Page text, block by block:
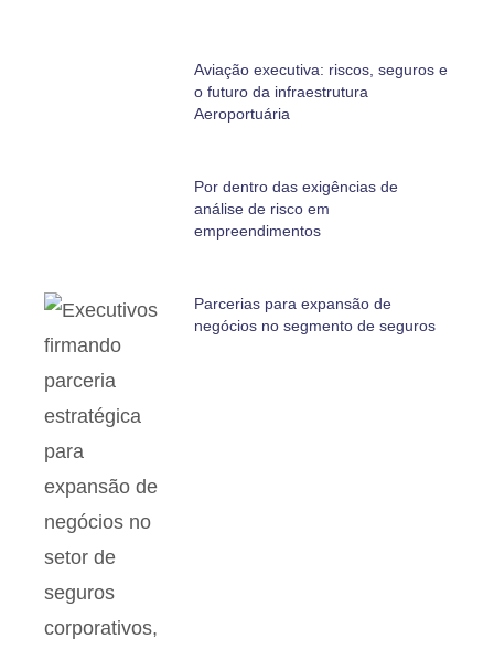
Aviação executiva: riscos, seguros e
o futuro da infraestrutura
Aeroportuária
Por dentro das exigências de
análise de risco em
empreendimentos
Parcerias para expansão de
negócios no segmento de seguros